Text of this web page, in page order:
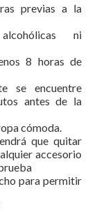
previas a la
ni
8 horas de
se encuentre
antes de la
cómoda.
que quitar
accesorio
para permitir